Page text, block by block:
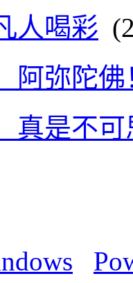
人喝彩
阿弥陀佛
真是不可